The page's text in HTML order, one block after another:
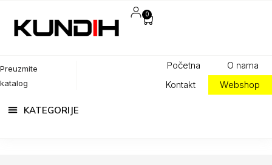
Početna
O nama
Kontakt
Webshop
Preuzmite
katalog
0